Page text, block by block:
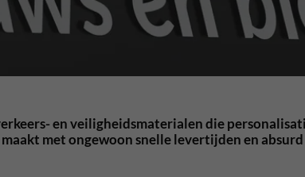
en veiligheidsmaterialen die
met ongewoon snelle levertijden en